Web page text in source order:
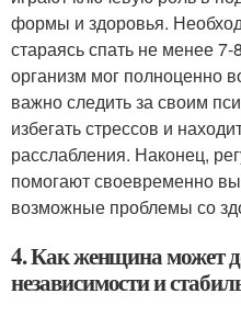
формы и здоровья.
стараясь спать не менее 7-
организм мог полноценно
важно следить за своим
избегать стрессов и
расслабления. Наконец,
помогают своевременно
возможные проблемы со
4. Как женщина может
независимости и